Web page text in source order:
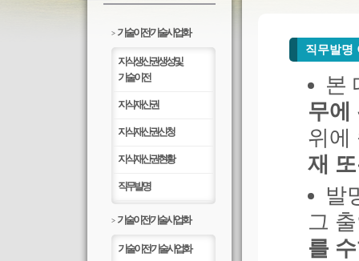
> 기술이전/기술사업화
지식생산권생성 및
기술이전
지식재산권
지식재산권 신청
지식재산권 현황
직무발명
> 기술이전/기술사업화
기술이전/기술사업화
직무발명
본
무에
위에
재
발
그
를